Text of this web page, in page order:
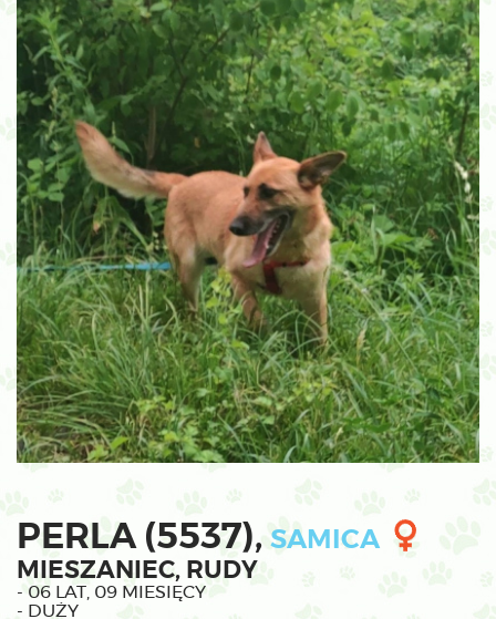
PERLA (5537), SAMICA
MIESZANIEC, RUDY
- 06 LAT, 09 MIESIĘCY
- DUŻY